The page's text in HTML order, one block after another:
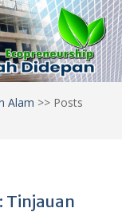
Alam >> Posts
Tinjauan